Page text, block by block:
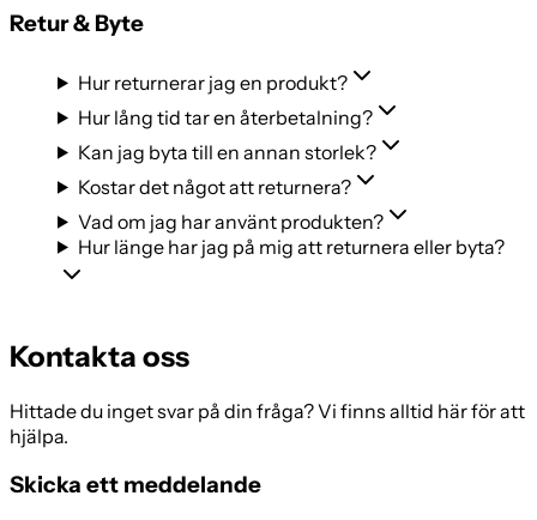
Retur & Byte
Hur returnerar jag en produkt?
Hur lång tid tar en återbetalning?
Kan jag byta till en annan storlek?
Kostar det något att returnera?
Vad om jag har använt produkten?
Hur länge har jag på mig att returnera eller byta?
Kontakta oss
Hittade du inget svar på din fråga? Vi finns alltid här för att
hjälpa.
Skicka ett meddelande